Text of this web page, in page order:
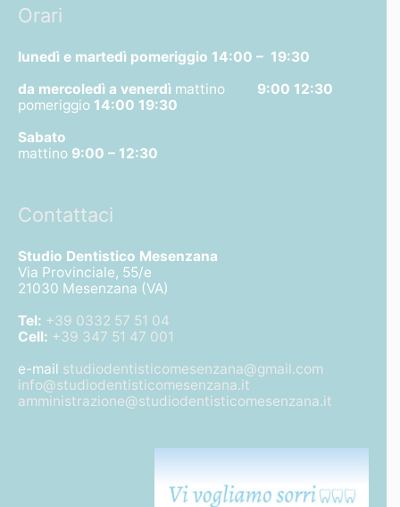
Orari
lunedì e martedì pomeriggio 14:00 – 19:30
da mercoledì a venerdì mattino 9:00 12:30
pomeriggio 14:00 19:30
Sabato
mattino 9:00 – 12:30
Contattaci
Studio Dentistico Mesenzana
Via Provinciale, 55/e
21030 Mesenzana (VA)
Tel: +39 0332 57 51 04
Cell: +39 347 51 47 001
e-mail studiodentisticomesenzana@gmail.com
info@studiodentisticomesenzana.it
amministrazione@studiodentisticomesenzana.it